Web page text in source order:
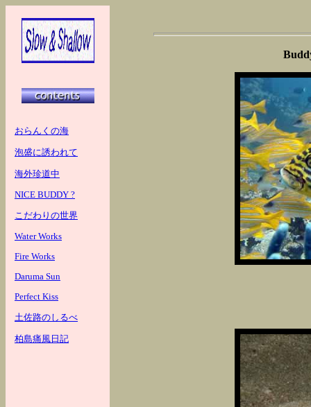
おらんくの海
泡盛に誘われて
海外珍道中
NICE BUDDY ?
こだわりの世界
Water Works
Fire Works
Daruma Sun
Perfect Kiss
土佐路のしるべ
柏島痛風日記